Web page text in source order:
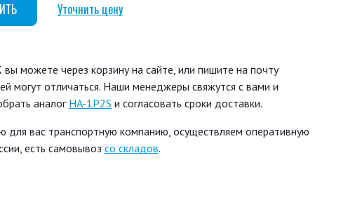
Уточнить цену
можете через корзину на сайте, или пишите на почту
могут отличаться. Наши менеджеры свяжутся с вами и
аналог HA-1P2S и согласовать сроки доставки.
вас транспортную компанию, осуществляем оперативную
есть самовывоз со складов.